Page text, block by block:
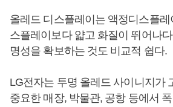
올레드 디스플레이는 액정디스플레
스플레이보다 얇고 화질이 뛰어나
명성을 확보하는 것도 비교적 쉽다.
LG전자는 투명 올레드 사이니지가
중요한 매장, 박물관, 공항 등에서